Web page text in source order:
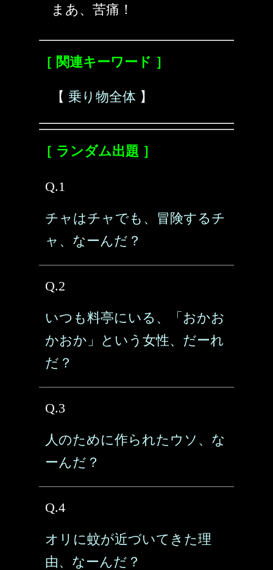
まあ、苦痛！
［ 関連キーワード ］
【 乗り物全体 】
［ ランダム出題 ］
Q.1
チャはチャでも、冒険するチ
ャ、なーんだ？
Q.2
いつも料亭にいる、「おかお
かおか」という女性、だーれ
だ？
Q.3
人のために作られたウソ、な
ーんだ？
Q.4
オリに蚊が近づいてきた理
由、なーんだ？